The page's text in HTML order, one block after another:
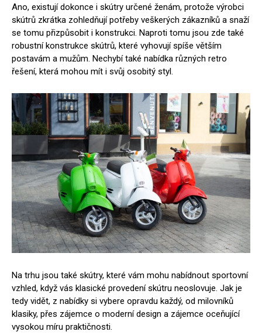
Ano, existují dokonce i skútry určené ženám, protože výrobci
skútrů zkrátka zohledňují potřeby veškerých zákazníků a snaží
se tomu přizpůsobit i konstrukci. Naproti tomu jsou zde také
robustní konstrukce skútrů, které vyhovují spíše větším
postavám a mužům. Nechybí také nabídka různých retro
řešení, která mohou mít i svůj osobitý styl.
Na trhu jsou také skútry, které vám mohu nabídnout sportovní
vzhled, když vás klasické provedení skútru neoslovuje. Jak je
tedy vidět, z nabídky si vybere opravdu každý, od milovníků
klasiky, přes zájemce o moderní design a zájemce oceňující
vysokou míru praktičnosti.